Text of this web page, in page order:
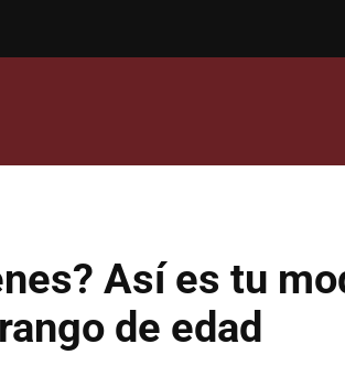
Así es tu
de edad